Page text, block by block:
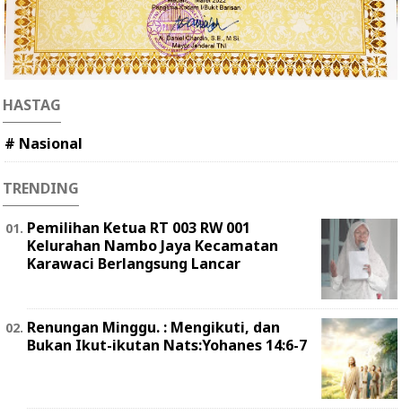
HASTAG
# Nasional
TRENDING
Pemilihan Ketua RT 003 RW 001
Kelurahan Nambo Jaya Kecamatan
Karawaci Berlangsung Lancar
Renungan Minggu. : Mengikuti, dan
Bukan Ikut-ikutan Nats:Yohanes 14:6-7